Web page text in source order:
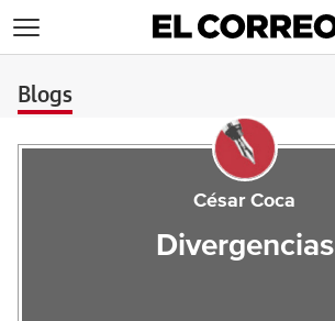
Blogs
César Coca
Divergencias